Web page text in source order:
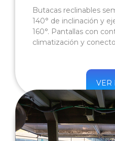
Butacas reclinables
140° de inclinación y
160°. Pantallas con
climatización y
VER